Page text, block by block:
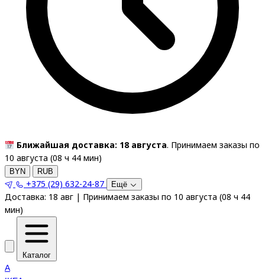
Ближайшая доставка: 18 августа. Принимаем заказы по
10 августа (08 ч 44 мин)
BYN RUB
+375 (29) 632-24-87 Ещё
Доставка: 18 авг | Принимаем заказы по 10 августа (08 ч 44
мин)
Каталог
A